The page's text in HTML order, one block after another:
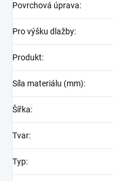
Povrchová úprava:
Pro výšku dlažby:
Produkt:
Síla materiálu (mm):
Šířka:
Tvar:
Typ: